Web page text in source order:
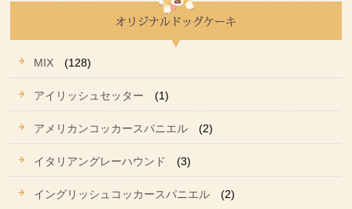
MIX (128)
アイリッシュセッター (1)
アメリカンコッカースパニエル (2)
イタリアングレーハウンド (3)
イングリッシュコッカースパニエル (2)